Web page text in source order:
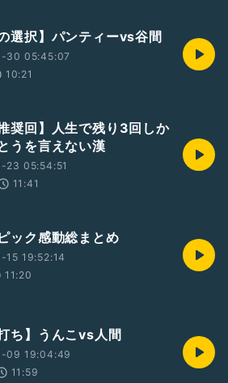
の選択】パンティーvs谷間
30 05:45:07
10:21
推奨回】人生で残り3回しか
うを言えない漢
23 05:54:51
11:41
ック感動総まとめ
15 19:52:14
11:20
ち】うんこvs人間
09 19:04:49
11:59